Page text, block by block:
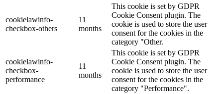
cookielawinfo-
checkbox-others
11
months
This cookie is set by GDPR
Cookie Consent plugin. The
cookie is used to store the user
consent for the cookies in the
category "Other.
cookielawinfo-
checkbox-
performance
11
months
This cookie is set by GDPR
Cookie Consent plugin. The
cookie is used to store the user
consent for the cookies in the
category "Performance".